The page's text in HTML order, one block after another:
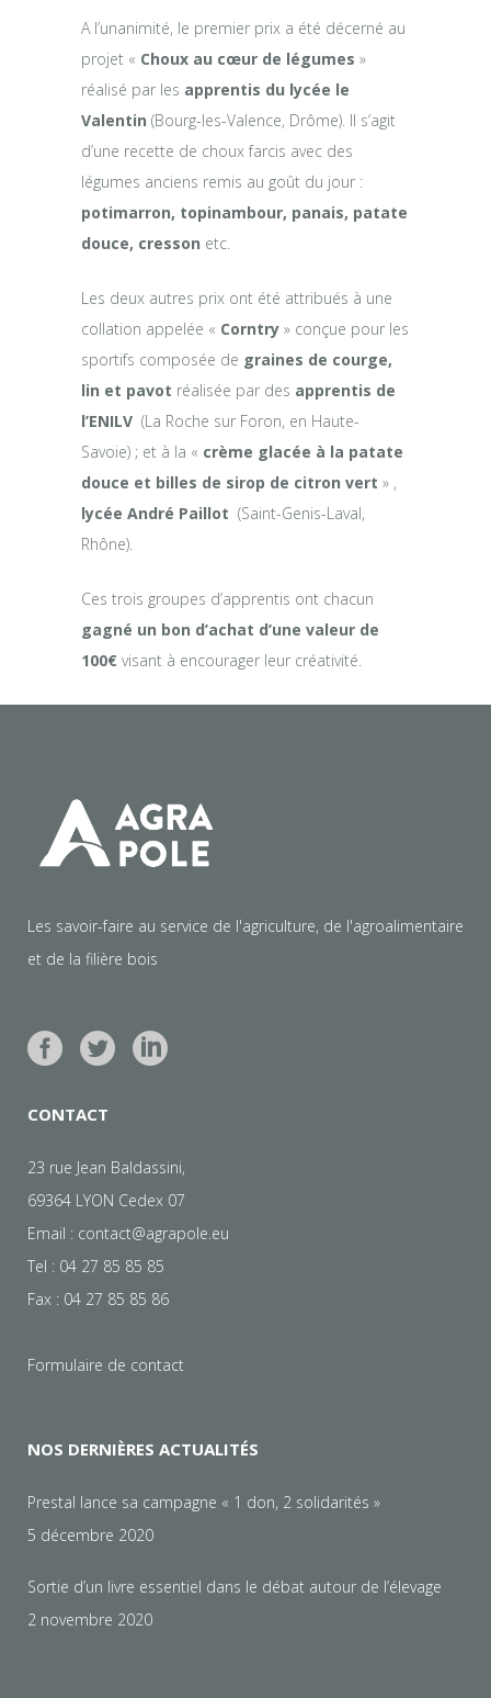
A l’unanimité, le premier prix a été décerné au
projet « Choux au cœur de légumes »
réalisé par les apprentis du lycée le
Valentin (Bourg-les-Valence, Drôme). Il s’agit
d’une recette de choux farcis avec des
légumes anciens remis au goût du jour :
potimarron, topinambour, panais, patate
douce, cresson etc.
Les deux autres prix ont été attribués à une
collation appelée « Corntry » conçue pour les
sportifs composée de graines de courge,
lin et pavot réalisée par des apprentis de
l’ENILV (La Roche sur Foron, en Haute-
Savoie) ; et à la « crème glacée à la patate
douce et billes de sirop de citron vert » ,
lycée André Paillot (Saint-Genis-Laval,
Rhône).
Ces trois groupes d’apprentis ont chacun
gagné un bon d’achat d’une valeur de
100€ visant à encourager leur créativité.
Les savoir-faire au service de l'agriculture, de l'agroalimentaire
et de la filière bois
CONTACT
23 rue Jean Baldassini,
69364 LYON Cedex 07
Email : contact@agrapole.eu
Tel : 04 27 85 85 85
Fax : 04 27 85 85 86
Formulaire de contact
NOS DERNIÈRES ACTUALITÉS
Prestal lance sa campagne « 1 don, 2 solidarités »
5 décembre 2020
Sortie d’un livre essentiel dans le débat autour de l’élevage
2 novembre 2020